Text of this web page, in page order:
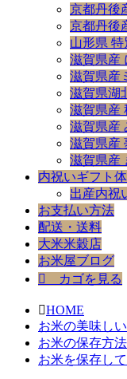
京都丹後
京都丹後
山形県
滋賀県産
滋賀県産
滋賀県湖
滋賀県産
滋賀県産
滋賀県産
滋賀県産
内祝いギフト
出産内祝
お支払い方法
配送・送料
大米米穀店
お米屋ブログ
カゴを見る
HOME
お米の美味し
お米の保存方法
お米を保存し